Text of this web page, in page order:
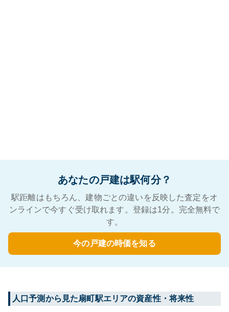
あなたの戸建は駅何分？
駅距離はもちろん、建物ごとの違いを反映した査定をオ
ンラインで今すぐ受け取れます。登録は1分。完全無料で
す。
今の戸建の時価を知る
人口予測から見た扇町駅エリアの資産性・将来性